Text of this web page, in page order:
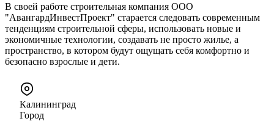
В своей работе строительная компания ООО
"АвангардИнвестПроект" старается следовать современным
тенденциям строительной сферы, использовать новые и
экономичные технологии, создавать не просто жилье, а
пространство, в котором будут ощущать себя комфортно и
безопасно взрослые и дети.
Калининград
Город